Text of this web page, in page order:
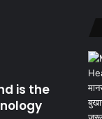
is the